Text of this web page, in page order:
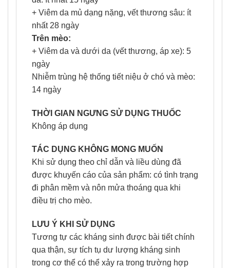
+ Viêm da mủ dạng nặng, vết thương sâu: ít
nhất 28 ngày
Trên mèo:
+ Viêm da và dưới da (vết thương, áp xe): 5
ngày
Nhiễm trùng hệ thống tiết niệu ở chó và mèo:
14 ngày
THỜI GIAN NGƯNG SỬ DỤNG THUỐC
Không áp dụng
TÁC DỤNG KHÔNG MONG MUỐN
Khi sử dụng theo chỉ dẫn và liều dùng đã
được khuyến cáo của sản phẩm: có tình trạng
đi phân mềm và nôn mửa thoáng qua khi
điều trị cho mèo.
LƯU Ý KHI SỬ DỤNG
Tương tự các kháng sinh được bài tiết chính
qua thận, sự tích tụ dư lượng kháng sinh
trong cơ thể có thể xảy ra trong trường hợp